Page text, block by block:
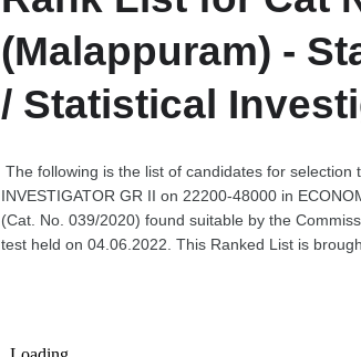
(Malappuram) -
/ Statistical
The following is the list of candidates for selection
INVESTIGATOR GR II on 22200-48000 in
(Cat. No. 039/2020) found suitable by the
test held on 04.06.2022. This Ranked List is